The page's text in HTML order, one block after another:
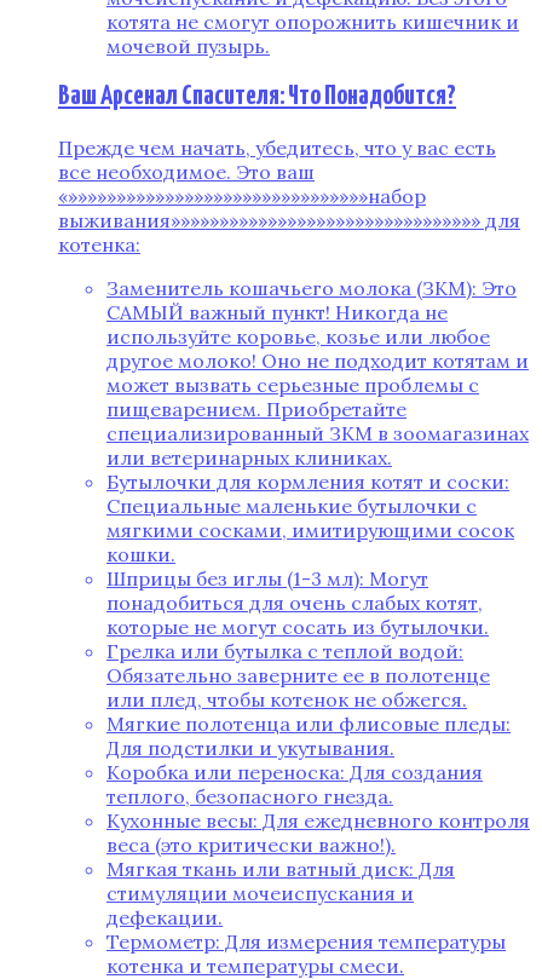
котята не смогут опорожнить кишечник и
мочевой пузырь.
Ваш Арсенал Спасителя: Что Понадобится?
Прежде чем начать, убедитесь, что у вас есть
все необходимое. Это ваш
«»»»»»»»»»»»»»»»»»»»»»»»»»»»»»»»набор
выживания»»»»»»»»»»»»»»»»»»»»»»»»»»»»»»»» для
котенка:
Заменитель кошачьего молока (ЗКМ): Это
САМЫЙ важный пункт! Никогда не
используйте коровье, козье или любое
другое молоко! Оно не подходит котятам и
может вызвать серьезные проблемы с
пищеварением. Приобретайте
специализированный ЗКМ в зоомагазинах
или ветеринарных клиниках.
Бутылочки для кормления котят и соски:
Специальные маленькие бутылочки с
мягкими сосками, имитирующими сосок
кошки.
Шприцы без иглы (1-3 мл): Могут
понадобиться для очень слабых котят,
которые не могут сосать из бутылочки.
Грелка или бутылка с теплой водой:
Обязательно заверните ее в полотенце
или плед, чтобы котенок не обжегся.
Мягкие полотенца или флисовые пледы:
Для подстилки и укутывания.
Коробка или переноска: Для создания
теплого, безопасного гнезда.
Кухонные весы: Для ежедневного контроля
веса (это критически важно!).
Мягкая ткань или ватный диск: Для
стимуляции мочеиспускания и
дефекации.
Термометр: Для измерения температуры
котенка и температуры смеси.